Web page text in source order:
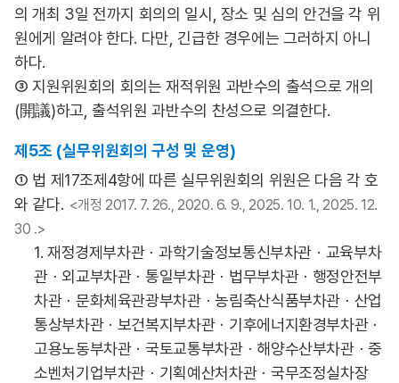
의 개최 3일 전까지 회의의 일시, 장소 및 심의 안건을 각 위
원에게 알려야 한다. 다만, 긴급한 경우에는 그러하지 아니
하다.
③ 지원위원회의 회의는 재적위원 과반수의 출석으로 개의
(開議)하고, 출석위원 과반수의 찬성으로 의결한다.
제5조 (실무위원회의 구성 및 운영)
① 법 제17조제4항에 따른 실무위원회의 위원은 다음 각 호
와 같다. <개정 2017. 7. 26., 2020. 6. 9., 2025. 10. 1., 2025. 12.
30 .>
1. 재정경제부차관ㆍ과학기술정보통신부차관ㆍ교육부차
관ㆍ외교부차관ㆍ통일부차관ㆍ법무부차관ㆍ행정안전부
차관ㆍ문화체육관광부차관ㆍ농림축산식품부차관ㆍ산업
통상부차관ㆍ보건복지부차관ㆍ기후에너지환경부차관ㆍ
고용노동부차관ㆍ국토교통부차관ㆍ해양수산부차관ㆍ중
소벤처기업부차관ㆍ기획예산처차관ㆍ국무조정실차장